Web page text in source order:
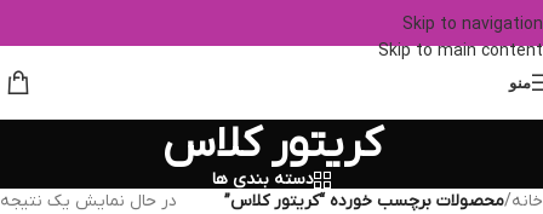
Skip to navigation
Skip to main content
منو
کریتور کلاس
دسته بندی ها
خانه/محصولات برچسب خورده “کریتور کلاس” در حال نمایش یک نتیجه